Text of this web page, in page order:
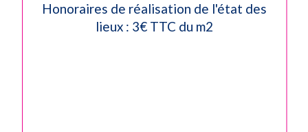
Honoraires de réalisation de l'état des
lieux : 3€ TTC du m2